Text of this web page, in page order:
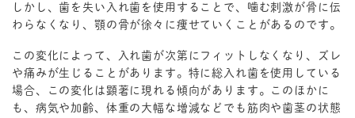
しかし、歯を失い入れ歯を使用することで、噛む刺激が骨に伝
わらなくなり、顎の骨が徐々に痩せていくことがあるのです。
この変化によって、入れ歯が次第にフィットしなくなり、ズレ
や痛みが生じることがあります。特に総入れ歯を使用している
場合、この変化は顕著に現れる傾向があります。このほかに
も、病気や加齢、体重の大幅な増減などでも筋肉や歯茎の状態